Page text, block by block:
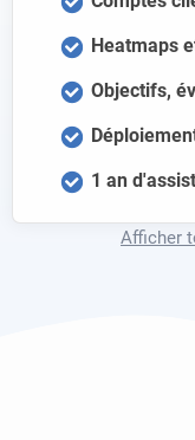
Heatmaps
Objectifs,
1 an
Afficher